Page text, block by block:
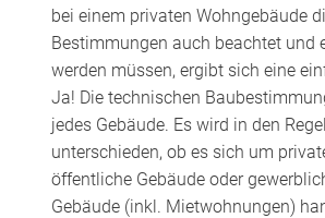
bei einem privaten Wohngebäude
Bestimmungen auch beachtet und
werden müssen, ergibt sich eine
Ja! Die technischen
jedes Gebäude. Es wird in den
unterschieden, ob es sich um
öffentliche Gebäude oder
Gebäude (inkl. Mietwohnungen)